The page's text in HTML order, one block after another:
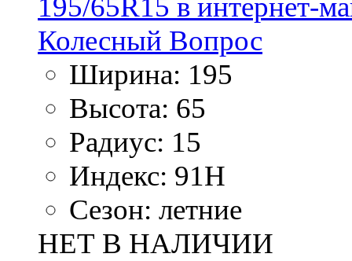
Ширина: 195
Высота: 65
Радиус: 15
Индекс: 91H
Сезон: летние
НЕТ В НАЛИЧИИ